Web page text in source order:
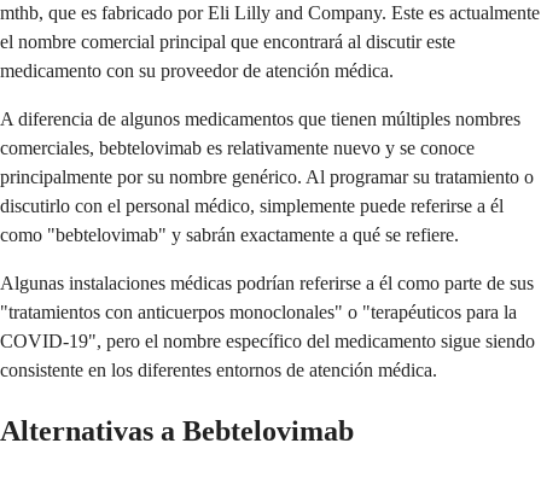
mthb, que es fabricado por Eli Lilly and Company. Este es actualmente
el nombre comercial principal que encontrará al discutir este
medicamento con su proveedor de atención médica.
A diferencia de algunos medicamentos que tienen múltiples nombres
comerciales, bebtelovimab es relativamente nuevo y se conoce
principalmente por su nombre genérico. Al programar su tratamiento o
discutirlo con el personal médico, simplemente puede referirse a él
como "bebtelovimab" y sabrán exactamente a qué se refiere.
Algunas instalaciones médicas podrían referirse a él como parte de sus
"tratamientos con anticuerpos monoclonales" o "terapéuticos para la
COVID-19", pero el nombre específico del medicamento sigue siendo
consistente en los diferentes entornos de atención médica.
Alternativas a Bebtelovimab